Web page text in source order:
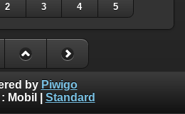
2 3 4 5
by Piwigo
Mobil Standard